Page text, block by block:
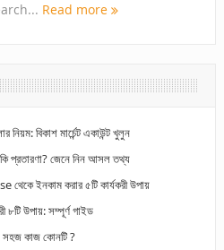
Read more
নিয়ম: বিকাশ মার্চেন্ট একাউন্ট খুলুন
প্রতারণা? জেনে নিন আসল তথ্য
ইনকাম করার ৫টি কার্যকরী উপায়
৮টি উপায়: সম্পূর্ণ গাইড
সহজ কাজ কোনটি ?